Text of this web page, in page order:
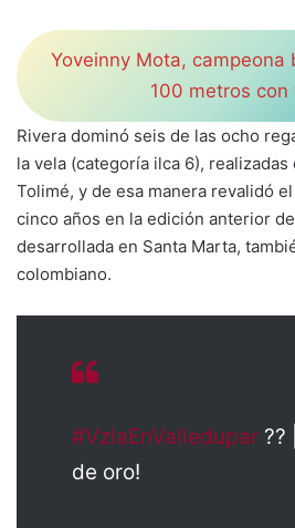
Yoveinny Mota, campeona
100 metros con
Rivera dominó seis de las ocho
la vela (categoría ilca 6),
Tolimé, y de esa manera revalidó
cinco años en la edición anterior
desarrollada en Santa Marta,
colombiano.
#VzlaEnValledupar ??
de oro!